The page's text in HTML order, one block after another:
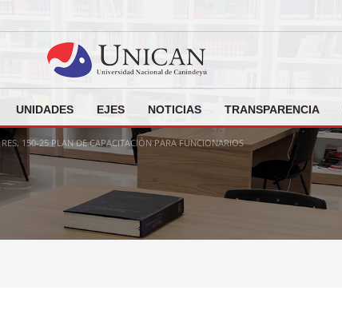
UNIDADES EJES NOTICIAS TRANSPARENCIA
RES. 150-25 PLAN DE CAPACITACIÓN PARA FUNCIONARIOS